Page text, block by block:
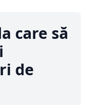
care să
de